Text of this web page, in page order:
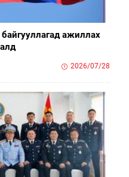
ажиллах
2026/07/28